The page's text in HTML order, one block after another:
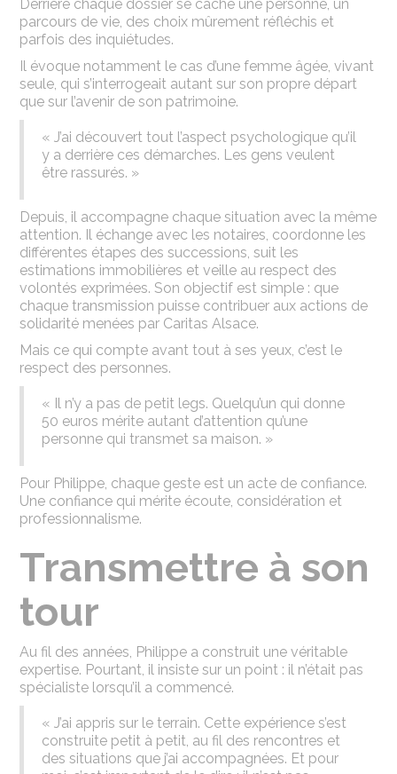
Derrière chaque dossier se cache une personne, un
parcours de vie, des choix mûrement réfléchis et
parfois des inquiétudes.
Il évoque notamment le cas d’une femme âgée, vivant
seule, qui s’interrogeait autant sur son propre départ
que sur l’avenir de son patrimoine.
« J’ai découvert tout l’aspect psychologique qu’il
y a derrière ces démarches. Les gens veulent
être rassurés. »
Depuis, il accompagne chaque situation avec la même
attention. Il échange avec les notaires, coordonne les
différentes étapes des successions, suit les
estimations immobilières et veille au respect des
volontés exprimées. Son objectif est simple : que
chaque transmission puisse contribuer aux actions de
solidarité menées par Caritas Alsace.
Mais ce qui compte avant tout à ses yeux, c’est le
respect des personnes.
« Il n’y a pas de petit legs. Quelqu’un qui donne
50 euros mérite autant d’attention qu’une
personne qui transmet sa maison. »
Pour Philippe, chaque geste est un acte de confiance.
Une confiance qui mérite écoute, considération et
professionnalisme.
Transmettre à son
tour
Au fil des années, Philippe a construit une véritable
expertise. Pourtant, il insiste sur un point : il n’était pas
spécialiste lorsqu’il a commencé.
« J’ai appris sur le terrain. Cette expérience s’est
construite petit à petit, au fil des rencontres et
des situations que j’ai accompagnées. Et pour